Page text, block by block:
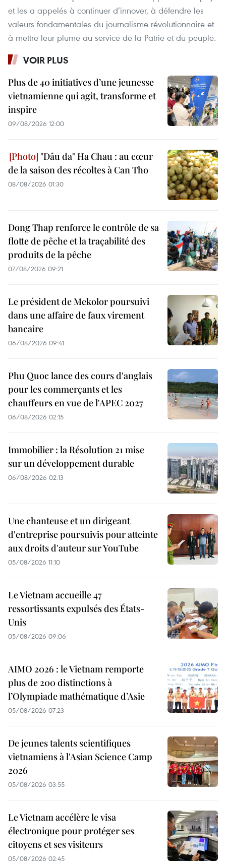
et les a appelés à continuer d’innover, à défendre les
valeurs fondamentales du journalisme révolutionnaire et
à mettre leur plume au service de la Patrie et du peuple.
VOIR PLUS
Plus de 40 initiatives d’une jeunesse
vietnamienne qui agit, transforme et
inspire
09/08/2026 12:00
"Dâu da" Ha Chau : au cœur
de la saison des récoltes à Can Tho
08/08/2026 01:30
Dong Thap renforce le contrôle de sa
flotte de pêche et la traçabilité des
produits de la pêche
07/08/2026 09:21
Le président de Mekolor poursuivi
dans une affaire de faux virement
bancaire
06/08/2026 09:41
Phu Quoc lance des cours d'anglais
pour les commerçants et les
chauffeurs en vue de l'APEC 2027
06/08/2026 02:15
Immobilier : la Résolution 21 mise
sur un développement durable
06/08/2026 02:13
Une chanteuse et un dirigeant
d'entreprise poursuivis pour atteinte
aux droits d'auteur sur YouTube
05/08/2026 11:10
Le Vietnam accueille 47
ressortissants expulsés des États-
Unis
05/08/2026 09:06
AIMO 2026 : le Vietnam remporte
plus de 200 distinctions à
l’Olympiade mathématique d’Asie
05/08/2026 07:23
De jeunes talents scientifiques
vietnamiens à l'Asian Science Camp
2026
05/08/2026 03:55
Le Vietnam accélère le visa
électronique pour protéger ses
citoyens et ses visiteurs
05/08/2026 02:45